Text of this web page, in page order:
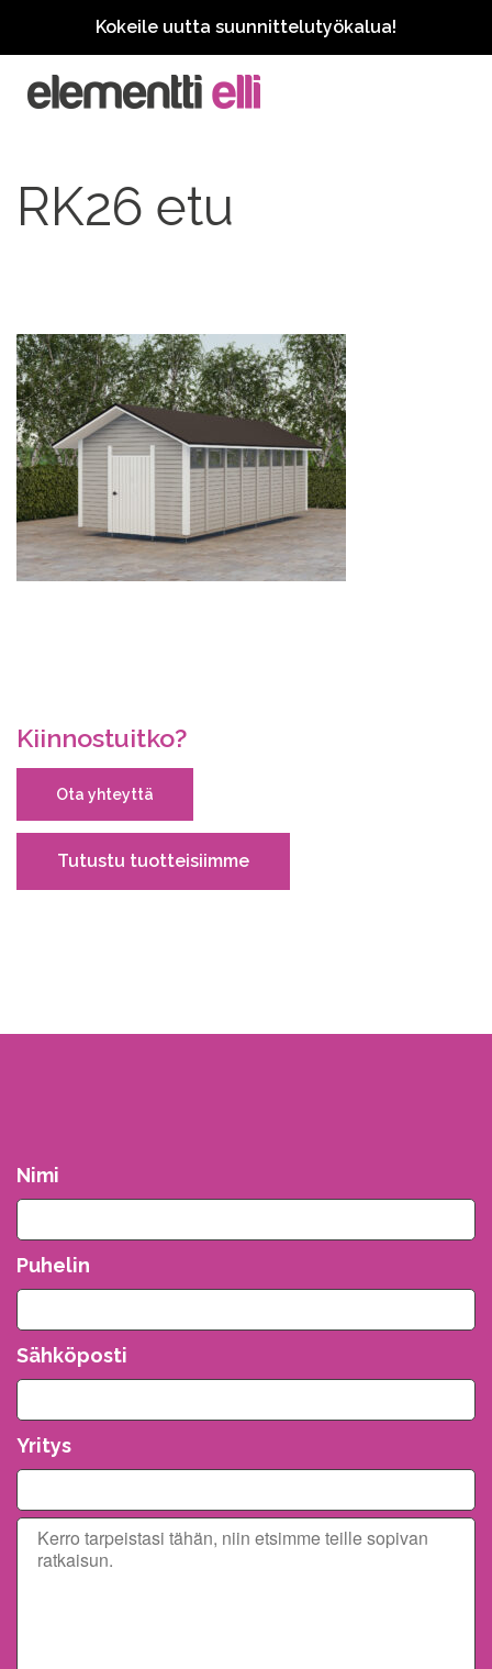
Kokeile uutta suunnittelutyökalua!
RK26 etu
Kiinnostuitko?
Ota yhteyttä
Tutustu tuotteisiimme
Nimi
Puhelin
Sähköposti
Yritys